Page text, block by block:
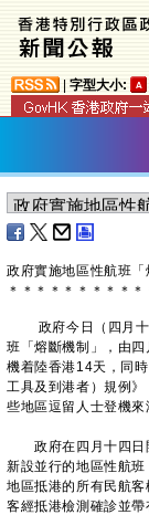
字型大小:
政府實施地區性航班「
＊ ＊ ＊ ＊ ＊ ＊ ＊ ＊ ＊ ＊
政府今日（四月十
班「熔斷機制」，由
機着陸香港14天，同
工具及到港者）規例
些地區逗留人士登機來
政府在四月十四日
新設並行的地區性航
地區抵港的所有民航
客經抵港檢測確診並